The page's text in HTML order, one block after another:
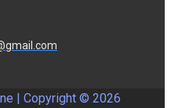
| Copyright © 2026